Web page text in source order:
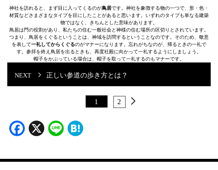
神社を訪れると、まず目に入ってくるのが鳥居です。神社を象徴する物の一つで、形・色・
材質などさまざまなタイプを目にしたことがあると思います。いずれのタイプも単なる建築
物ではなく、きちんとした意味があります。
鳥居は門の役割があり、私たちの住む一般社会と神様の住む場所の区切りとされています。
つまり、鳥居をくぐるということは、神域を訪問するということなのです。そのため、敬意
を表して一礼してからくぐるのがマナーになります。忘れがちなのが、帰るときの一礼で
す。参拝を終え鳥居を出るときも、再度社殿に向かって一礼するようにしましょう。
帽子をかぶっている場合は、帽子を取って一礼するのもマナーです。
正しい参道の歩き方とは？
1 2
Facebook
X Line